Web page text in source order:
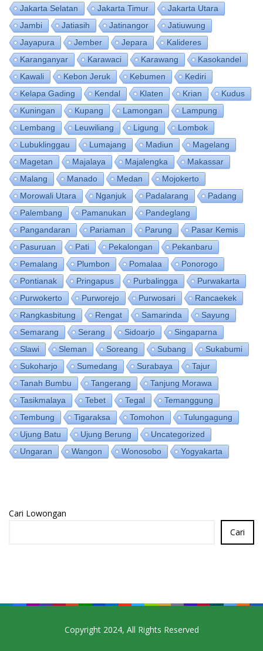
Jakarta Selatan
Jakarta Timur
Jakarta Utara
Jambi
Jatiasih Jatinangor
Jatiuwung
Jayapura
Jember Jepara
Kalideres
Karanganyar
Karawaci Karawang
Kasokandel
Kawali
Kebon Jeruk Kebumen
Kediri
Kelapa Gading
Kendal Klaten Krian
Kudus
Kuningan
Kupang Lamongan
Lampung
Lembang
Leuwiliang Ligung
Lombok
Lubuklinggau
Lumajang Madiun
Magelang
Magetan
Majalaya Majalengka
Makassar
Malang
Manado Medan
Mojokerto
Morowali Utara
Nganjuk Padalarang
Padang
Palembang
Pamanukan
Pandeglang
Pangandaran
Pariaman Parung
Pasar Kemis
Pasuruan
Pati Pekalongan
Pekanbaru
Pemalang
Plumbon Pomalaa
Ponorogo
Pontianak
Pringapus Purbalingga
Purwakarta
Purwokerto
Purworejo Purwosari
Rancaekek
Rangkasbitung
Rengat Samarinda
Sayung
Semarang
Serang Sidoarjo
Singaparna
Slawi
Sleman Soreang Subang
Sukabumi
Sukoharjo
Sumedang Surabaya
Tajur
Tanah Bumbu
Tangerang
Tanjung Morawa
Tasikmalaya
Tebet Tegal
Temanggung
Tembung
Tigaraksa Tomohon
Tulungagung
Ujung Batu
Ujung Berung
Uncategorized
Ungaran
Wangon Wonosobo Yogyakarta
Cari Lowongan
Cari
Copyright 2024, All Rights Reserved